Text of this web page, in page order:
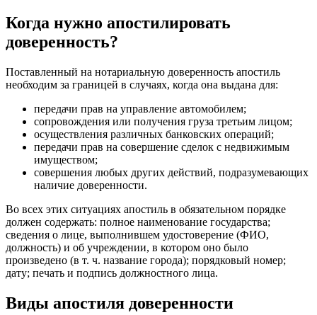
Когда нужно апостилировать
доверенность?
Поставленный на нотариальную доверенность апостиль
необходим за границей в случаях, когда она выдана для:
передачи прав на управление автомобилем;
сопровождения или получения груза третьим лицом;
осуществления различных банковских операций;
передачи прав на совершение сделок с недвижимым
имуществом;
совершения любых других действий, подразумевающих
наличие доверенности.
Во всех этих ситуациях апостиль в обязательном порядке
должен содержать: полное наименование государства;
сведения о лице, выполнившем удостоверение (ФИО,
должность) и об учреждении, в котором оно было
произведено (в т. ч. название города); порядковый номер;
дату; печать и подпись должностного лица.
Виды апостиля доверенности